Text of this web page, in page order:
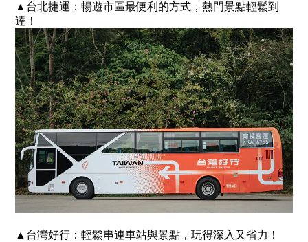
▲台北捷運：暢遊市區最便利的方式，熱門景點輕鬆到
達！
▲台灣好行：輕鬆串連車站與景點，玩得深入又省力！